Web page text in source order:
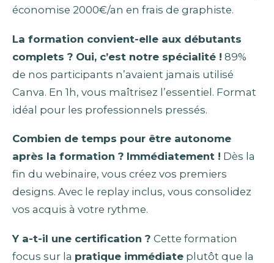
économise 2000€/an en frais de graphiste.
La formation convient-elle aux débutants
complets ? Oui, c’est notre spécialité ! 89%
de nos participants n’avaient jamais utilisé
Canva. En 1h, vous maîtrisez l’essentiel. Format
idéal pour les professionnels pressés.
Combien de temps pour être autonome
après la formation ? Immédiatement ! Dès la
fin du webinaire, vous créez vos premiers
designs. Avec le replay inclus, vous consolidez
vos acquis à votre rythme.
Y a-t-il une certification ? Cette formation
focus sur la pratique immédiate plutôt que la